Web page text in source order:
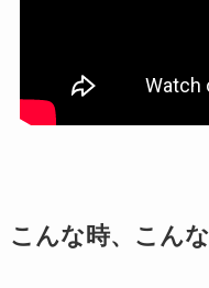
こんな時、こん